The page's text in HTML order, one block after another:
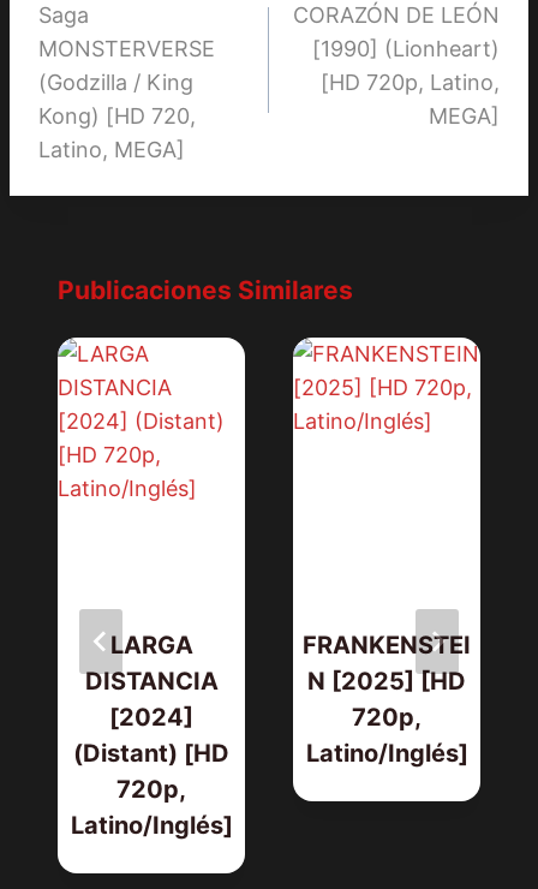
de
entradas
Saga
MONSTERVERSE
(Godzilla / King
Kong) [HD 720,
Latino, MEGA]
CORAZÓN DE LEÓN
[1990] (Lionheart)
[HD 720p, Latino,
MEGA]
Publicaciones Similares
LARGA
DISTANCIA
[2024]
(Distant) [HD
720p,
Latino/Inglés]
FRANKENSTEI
N [2025] [HD
720p,
Latino/Inglés]